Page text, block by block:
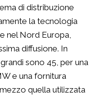
di distribuzione
la tecnologia
nel Nord Europa,
diffusione. In
sono 45, per una
e una fornitura
quella utilizzata